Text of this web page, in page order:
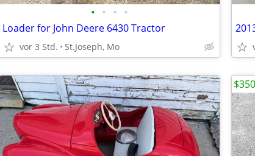
• • • •
Loader for John Deere 6430 Tractor
vor 3 Std. St.Joseph, Mo
$350